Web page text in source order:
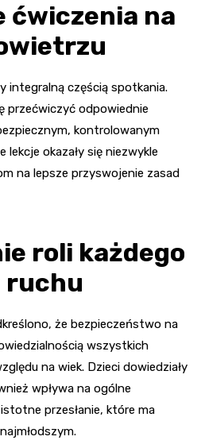
ćwiczenia na
integralną częścią spotkania.
przećwiczyć odpowiednie
kontrolowanym
okazały się niezwykle
na lepsze przyswojenie zasad
roli każdego
ruchu
że bezpieczeństwo na
wszystkich
na wiek. Dzieci dowiedziały
wpływa na ogólne
przesłanie, które ma